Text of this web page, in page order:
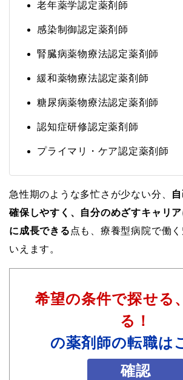
老年薬学認定薬剤師
感染制御認定薬剤師
腎臓病薬物療法認定薬剤師
緩和薬物療法認定薬剤師
糖尿病薬物療法認定薬剤師
認知症研修認定薬剤師
プライマリ・ケア認定薬剤師
急性期のような多忙さが少ない分、
確保しやすく、自分のめざすキャリ
に成長できる 点も、療養型病院で働
いえます。
希望の条件で探せる
る！
の薬剤師の転職は
確認